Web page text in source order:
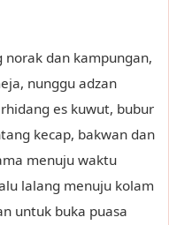
dan kampungan,
nunggu adzan
es kuwut, bubur
kecap, bakwan dan
menuju waktu
lalang menuju kolam
untuk buka puasa